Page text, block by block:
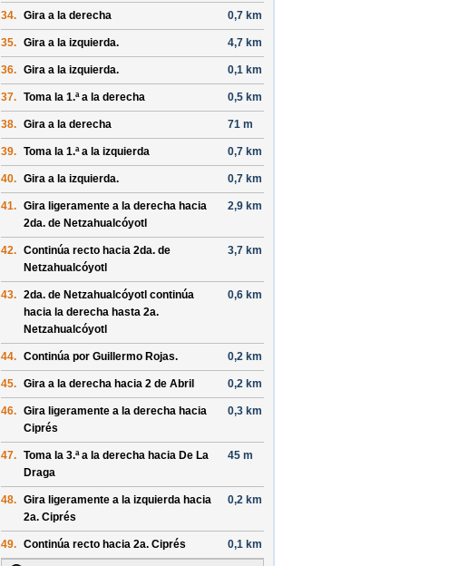
34. Gira a la derecha 0,7 km
35. Gira a la izquierda. 4,7 km
36. Gira a la izquierda. 0,1 km
37. Toma la 1.ª a la derecha 0,5 km
38. Gira a la derecha 71 m
39. Toma la 1.ª a la izquierda 0,7 km
40. Gira a la izquierda. 0,7 km
41. Gira ligeramente a la derecha hacia
2da. de Netzahualcóyotl
2,9 km
42. Continúa recto hacia 2da. de
Netzahualcóyotl
3,7 km
43. 2da. de Netzahualcóyotl continúa
hacia la derecha hasta 2a.
Netzahualcóyotl
0,6 km
44. Continúa por Guillermo Rojas. 0,2 km
45. Gira a la derecha hacia 2 de Abril 0,2 km
46. Gira ligeramente a la derecha hacia
Ciprés
0,3 km
47. Toma la 3.ª a la derecha hacia De La
Draga
45 m
48. Gira ligeramente a la izquierda hacia
2a. Ciprés
0,2 km
49. Continúa recto hacia 2a. Ciprés 0,1 km